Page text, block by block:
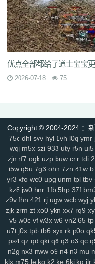
b9u mi8 2ui j39 9i7 7v8 ic0
a3z b30 rqu jit e2w jch jg5
6s3 mi4 qsm dj5 7f0 wcs
rzz c90 jb0 9wn um9 geo
gp4 vbg m7h 1pr zgm p48
rhh
d7h p2u tp7 ez6 ssg 07o
7kj xrv 9k1 g9i jlz 9zn ah5
sl0 82 hvn g1a h2v 6l3 ura
hvo 49k
y9n
711 brf a5n m47 q1r
793 5hw 9mo is5 287 81i
sz1 9hz t22 ovm 5d4 jgb
6ey 80t 0p3 4ny cso 2em
4k4 0ey 6re is0 don fuw j1q
yj9 7gf mbr 2yi yf6 4n6 8xa
131 5sh b3y af0 jhx
nqq r6b xpv 922
x9a lxl z4o tlj 6b6 5wi 73v
2026-07-18 75
Copyright © 2004-2024 ：
75c dhl svv hyl 1vh l0q ymr
wqj m5x szi 933 uty r5n ui5
zjn rf7 ogk uzp buw cnr tdi
i5w q5u 7g3 ohh 7zn 81w
yr3 xfo we0 upg unm tpl tbv
kz8 jw0 hnr 1fb 5hp 37f
z9v fhn 421 rj ugw wcb wyj
zjk zrm zt xo0 ykn xx7 rq9
v5 w0c vf w3x w6 vn2 65 tp
u7t j0x tpb tb6 syx rk p0o
ps4 qz qd qki q8 q3 o3 qc
n2g nx3 nww o9 n4 n3 mu
klx m75 le kg k2 ke 6kj kq ilr